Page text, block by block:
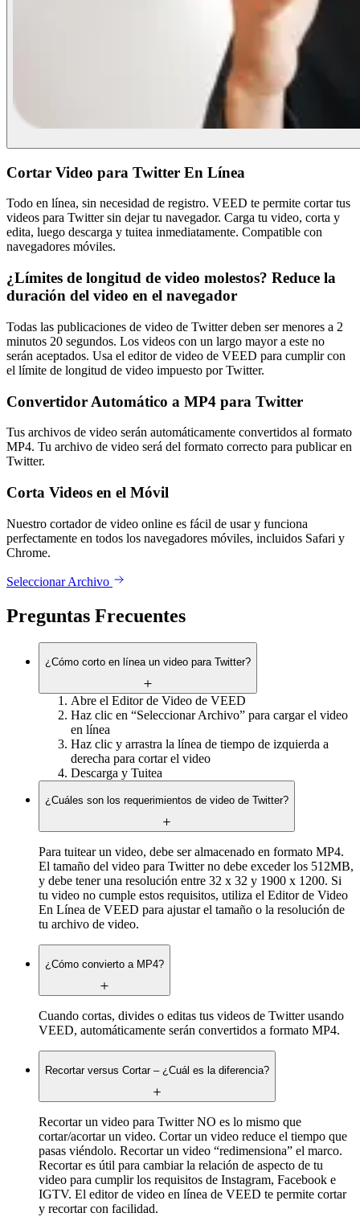
Cortar Video para Twitter En Línea
Todo en línea, sin necesidad de registro. VEED te permite cortar tus
videos para Twitter sin dejar tu navegador. Carga tu video, corta y
edita, luego descarga y tuitea inmediatamente. Compatible con
navegadores móviles.
¿Límites de longitud de video molestos? Reduce la
duración del video en el navegador
Todas las publicaciones de video de Twitter deben ser menores a 2
minutos 20 segundos. Los videos con un largo mayor a este no
serán aceptados. Usa el editor de video de VEED para cumplir con
el límite de longitud de video impuesto por Twitter.
Convertidor Automático a MP4 para Twitter
Tus archivos de video serán automáticamente convertidos al formato
MP4. Tu archivo de video será del formato correcto para publicar en
Twitter.
Corta Videos en el Móvil
Nuestro cortador de video online es fácil de usar y funciona
perfectamente en todos los navegadores móviles, incluidos Safari y
Chrome.
Seleccionar Archivo
Preguntas Frecuentes
¿Cómo corto en línea un video para Twitter?
Abre el Editor de Video de VEED
Haz clic en “Seleccionar Archivo” para cargar el video
en línea
Haz clic y arrastra la línea de tiempo de izquierda a
derecha para cortar el video
Descarga y Tuitea
¿Cuáles son los requerimientos de video de Twitter?
Para tuitear un video, debe ser almacenado en formato MP4.
El tamaño del video para Twitter no debe exceder los 512MB,
y debe tener una resolución entre 32 x 32 y 1900 x 1200. Si
tu video no cumple estos requisitos, utiliza el Editor de Video
En Línea de VEED para ajustar el tamaño o la resolución de
tu archivo de video.
¿Cómo convierto a MP4?
Cuando cortas, divides o editas tus videos de Twitter usando
VEED, automáticamente serán convertidos a formato MP4.
Recortar versus Cortar – ¿Cuál es la diferencia?
Recortar un video para Twitter NO es lo mismo que
cortar/acortar un video. Cortar un video reduce el tiempo que
pasas viéndolo. Recortar un video “redimensiona” el marco.
Recortar es útil para cambiar la relación de aspecto de tu
video para cumplir los requisitos de Instagram, Facebook e
IGTV. El editor de video en línea de VEED te permite cortar
y recortar con facilidad.